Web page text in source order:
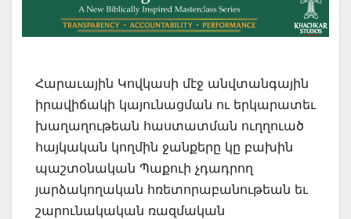
Հարաւային Կովկասի մէջ անվտանգային
իրավիճակի կայունացման ու երկարատեւ
խաղաղութեան հաստատման ուղղուած
հայկական կողմին ջանքերը կը բախին
պաշտօնական Պաքուի չդադրող
յարձակողական հռետորաբանութեան եւ
շարունակական ռազմական